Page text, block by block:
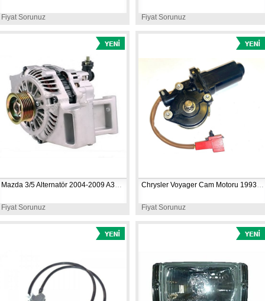
Fiyat Sorunuz Fiyat Sorunuz
Mazda 3/5 Alternatör 2004-2009 A3TG1391
Fiyat Sorunuz
Chrysler Voyager Cam Motoru 1993 062100-4290
Fiyat Sorunuz